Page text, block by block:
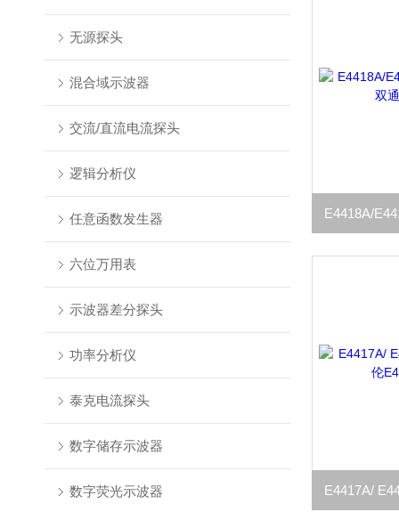
无源探头
混合域示波器
交流/直流电流探头
逻辑分析仪
任意函数发生器
六位万用表
示波器差分探头
功率分析仪
泰克电流探头
数字储存示波器
数字荧光示波器